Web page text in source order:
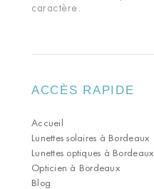
caractère.
ACCÈS RAPIDE
Accueil
Lunettes solaires à Bordeaux
Lunettes optiques à Bordeaux
Opticien à Bordeaux
Blog